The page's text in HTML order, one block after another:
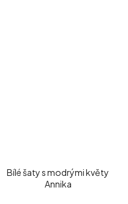
Bílé šaty s modrými květy
Annika